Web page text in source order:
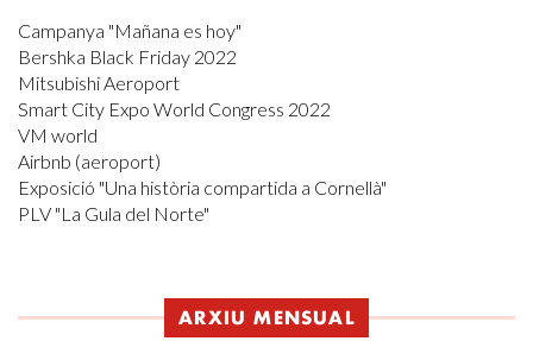
Campanya "Mañana es hoy"
Bershka Black Friday 2022
Mitsubishi Aeroport
Smart City Expo World Congress 2022
VM world
Airbnb (aeroport)
Exposició "Una història compartida a Cornellà"
PLV "La Gula del Norte"
ARXIU MENSUAL